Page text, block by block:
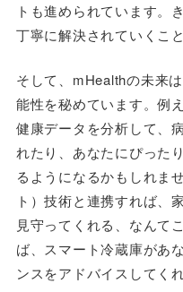
トも進められています。
丁寧に解決されていくこ
そして、mHealthの未来
能性を秘めています。例
健康データを分析して、
れたり、あなたにぴった
るようになるかもしれま
ト）技術と連携すれば、
見守ってくれる、なんて
ば、スマート冷蔵庫があ
ンスをアドバイスしてく